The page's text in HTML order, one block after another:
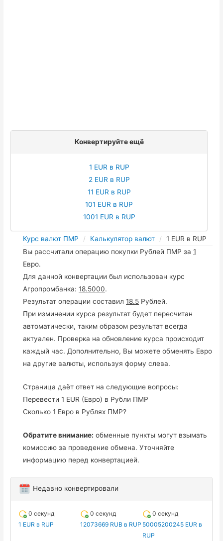
Конвертируйте ещё
1 EUR в RUP
2 EUR в RUP
11 EUR в RUP
101 EUR в RUP
1001 EUR в RUP
Курс валют ПМР Калькулятор валют
1 EUR в RUP
Вы рассчитали операцию покупки Рублей ПМР за1
Евро.
Для данной конвертации был использован курс
Агропромбанка:18.5000.
Результат операции составил18.5 Рублей.
При изминении курса результат будет пересчитан
автоматически, таким образом результат всегда
актуален. Проверка на обновление курса происходит
каждый час. Дополнительно, Вы можете обменять Евро
на другие валюты, используя форму слева.
Страница даёт ответ на следующие вопросы:
Перевести 1 EUR (Евро) в Рубли ПМР
Сколько 1 Евро в Рублях ПМР?
Обратите внимание: обменные пункты могут взымать
комиссию за проведение обмена. Уточняйте
информацию перед конвертацией.
Недавно конвертировали
0 секунд
1 EUR в RUP
0 секунд
12073669 RUB в RUP
0 секунд
50005200245 EUR в
RUP